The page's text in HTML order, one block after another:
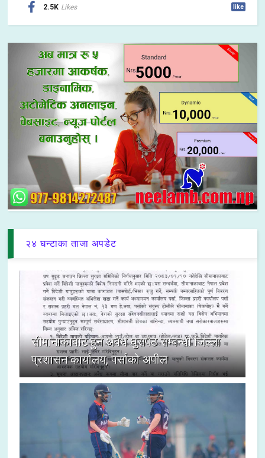
2.5K Likes like
२४ घन्टाका ताजा अपडेट
सीमानाकाबाट हुने अवैध घुसपैठ सम्बन्धी जिल्ला
प्रशासन कार्यालय, पर्साको अपील